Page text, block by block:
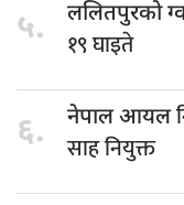
५. ललितपुरको
१९ घाइते
६. नेपाल आयल
साह नियुक्त